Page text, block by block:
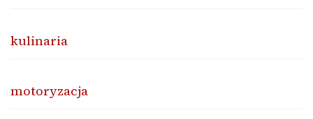
kulinaria
motoryzacja